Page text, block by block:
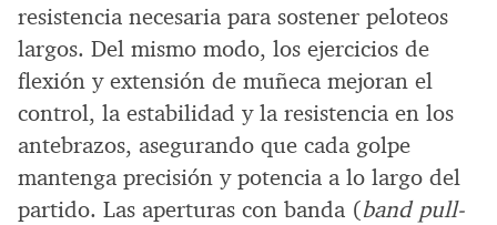
resistencia necesaria para sostener peloteos
largos. Del mismo modo, los ejercicios de
flexión y extensión de muñeca mejoran el
control, la estabilidad y la resistencia en los
antebrazos, asegurando que cada golpe
mantenga precisión y potencia a lo largo del
partido. Las aperturas con banda (band pull-